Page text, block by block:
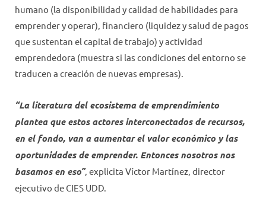
humano (la disponibilidad y calidad de habilidades para
emprender y operar), financiero (liquidez y salud de pagos
que sustentan el capital de trabajo) y actividad
emprendedora (muestra si las condiciones del entorno se
traducen a creación de nuevas empresas).
“La literatura del ecosistema de emprendimiento
plantea que estos actores interconectados de recursos,
en el fondo, van a aumentar el valor económico y las
oportunidades de emprender. Entonces nosotros nos
basamos en eso”, explicita Víctor Martínez, director
ejecutivo de CIES UDD.